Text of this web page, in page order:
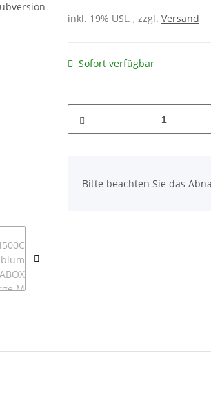
inkl. 19% USt. , zzgl. Versand
Sofort verfügbar
Bitte beachten Sie das